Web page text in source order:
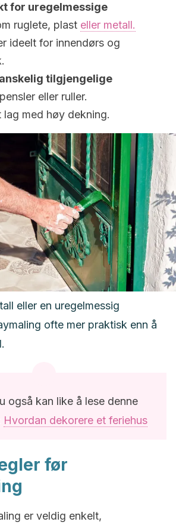
for uregelmessige
ruglete, plast eller metall.
ideelt for innendørs og
tilgjengelige
eller ruller.
med høy dekning.
eller en uregelmessig
ofte mer praktisk enn å
også kan like å lese denne
Hvordan dekorere et feriehus
før
er veldig enkelt,